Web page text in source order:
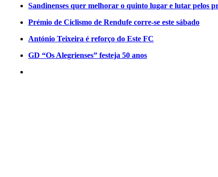
Sandinenses quer melhorar o quinto lugar e lutar pelos
Prémio de Ciclismo de Rendufe corre-se este sábado
António Teixeira é reforço do Este FC
GD “Os Alegrienses” festeja 50 anos